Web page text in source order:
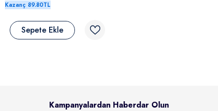
Kazanç 89.80TL
Sepete Ekle
Kampanyalardan Haberdar Olun